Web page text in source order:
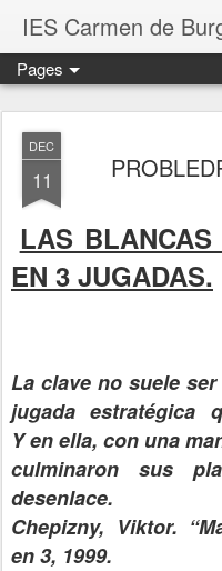
IES Carmen de
Pages
DEC
11
LAS
EN 3 JUGADAS.
La clave no suele
jugada estratégica
Y en ella, con una
culminaron sus
desenlace.
Chepizny, Viktor.
en 3, 1999.